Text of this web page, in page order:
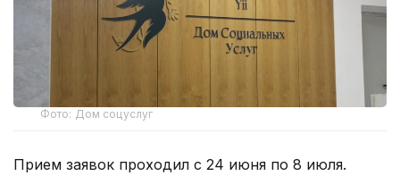
Фото: Дом соцуслуг
Прием заявок проходил с 24 июня по 8 июля.